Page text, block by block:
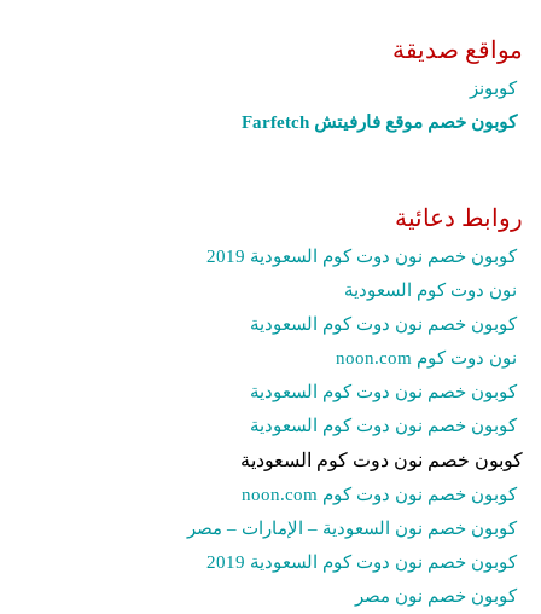
مواقع صديقة
كوبونز
كوبون خصم موقع فارفيتش Farfetch‎
روابط دعائية
كوبون خصم نون دوت كوم السعودية 2019
نون دوت كوم السعودية
كوبون خصم نون دوت كوم السعودية
نون دوت كوم noon.com
كوبون خصم نون دوت كوم السعودية
كوبون خصم نون دوت كوم السعودية
كوبون خصم نون دوت كوم السعودية
كوبون خصم نون دوت كوم noon.com
كوبون خصم نون السعودية – الإمارات – مصر
كوبون خصم نون دوت كوم السعودية 2019
كوبون خصم نون مصر